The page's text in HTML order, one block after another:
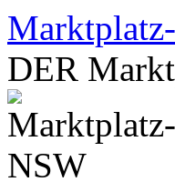
Zum
Inhalt
springen
DER